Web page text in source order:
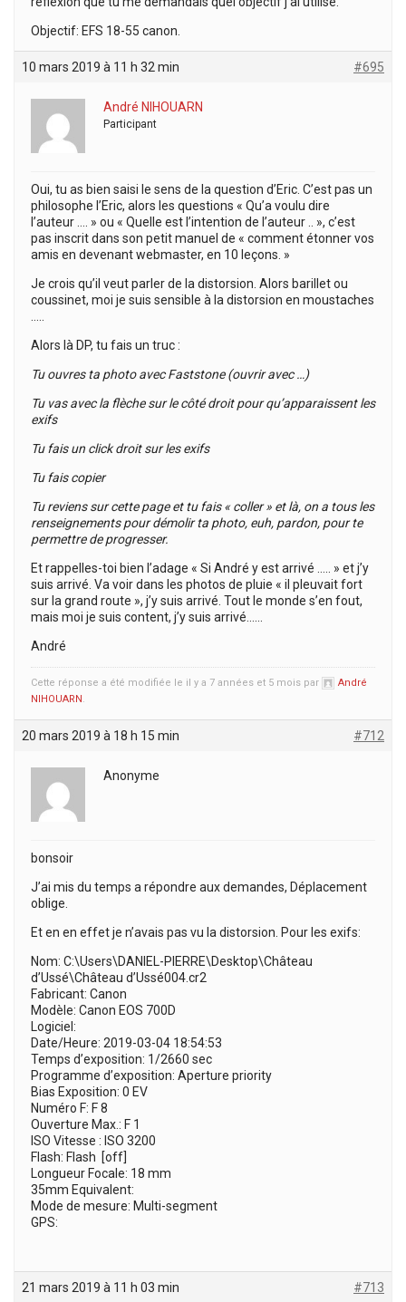
Objectif: EFS 18-55 canon.
10 mars 2019 à 11 h 32 min #695
André NIHOUARN
Participant
Oui, tu as bien saisi le sens de la question d’Eric. C’est pas un
philosophe l’Eric, alors les questions « Qu’a voulu dire
l’auteur …. » ou « Quelle est l’intention de l’auteur .. », c’est
pas inscrit dans son petit manuel de « comment étonner vos
amis en devenant webmaster, en 10 leçons. »
Je crois qu’il veut parler de la distorsion. Alors barillet ou
coussinet, moi je suis sensible à la distorsion en moustaches
Alors là DP, tu fais un truc :
Tu ouvres ta photo avec Faststone (ouvrir avec …)
Tu vas avec la flèche sur le côté droit pour qu’apparaissent les
exifs
Tu fais un click droit sur les exifs
Tu fais copier
Tu reviens sur cette page et tu fais « coller » et là, on a tous les
renseignements pour démolir ta photo, euh, pardon, pour te
permettre de progresser.
Et rappelles-toi bien l’adage « Si André y est arrivé ….. » et j’y
suis arrivé. Va voir dans les photos de pluie « il pleuvait fort
sur la grand route », j’y suis arrivé. Tout le monde s’en fout,
mais moi je suis content, j’y suis arrivé……
André
Cette réponse a été modifiée le il y a 7 années et 5 mois par
André
NIHOUARN.
20 mars 2019 à 18 h 15 min #712
Anonyme
bonsoir
J’ai mis du temps a répondre aux demandes, Déplacement
oblige.
Et en en effet je n’avais pas vu la distorsion. Pour les exifs:
Nom: C:\Users\DANIEL-PIERRE\Desktop\Château
d’Ussé\Château d’Ussé004.cr2
Fabricant: Canon
Modèle: Canon EOS 700D
Logiciel:
Date/Heure: 2019-03-04 18:54:53
Temps d’exposition: 1/2660 sec
Programme d’exposition: Aperture priority
Bias Exposition: 0 EV
Numéro F: F 8
Ouverture Max.: F 1
ISO Vitesse : ISO 3200
Flash: Flash [off]
Longueur Focale: 18 mm
35mm Equivalent:
Mode de mesure: Multi-segment
GPS:
21 mars 2019 à 11 h 03 min #713